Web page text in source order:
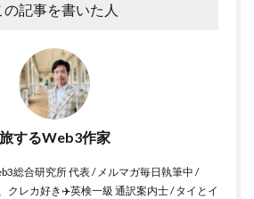
の記事を書いた人
旅するWeb3作家
総合研究所 代表 / メルマガ毎日執筆中 /
クレカ好き✈️英検一級 通訳案内士 / タイとイ